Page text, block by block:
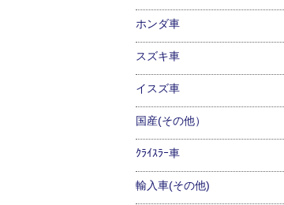
ホンダ車
スズキ車
イスズ車
国産(その他）
ｸﾗｲｽﾗｰ車
輸入車(その他)